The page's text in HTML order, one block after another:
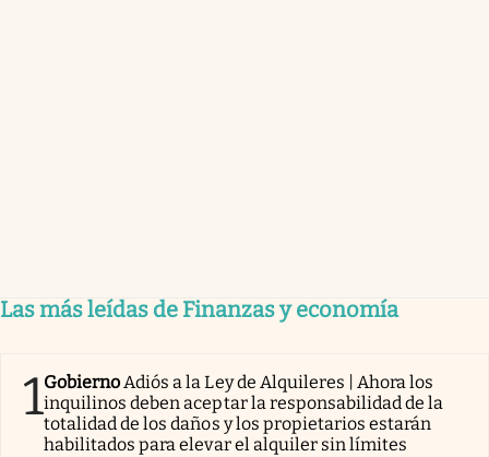
Las más leídas de Finanzas y economía
1GobiernoAdiós a la Ley de Alquileres | Ahora los
inquilinos deben aceptar la responsabilidad de la
totalidad de los daños y los propietarios estarán
habilitados para elevar el alquiler sin límites